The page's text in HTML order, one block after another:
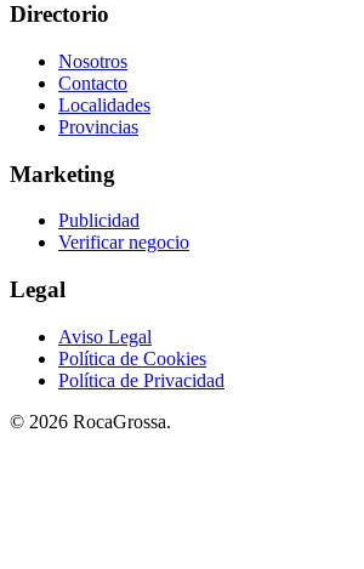
Directorio
Nosotros
Contacto
Localidades
Provincias
Marketing
Publicidad
Verificar negocio
Legal
Aviso Legal
Política de Cookies
Política de Privacidad
© 2026 RocaGrossa.